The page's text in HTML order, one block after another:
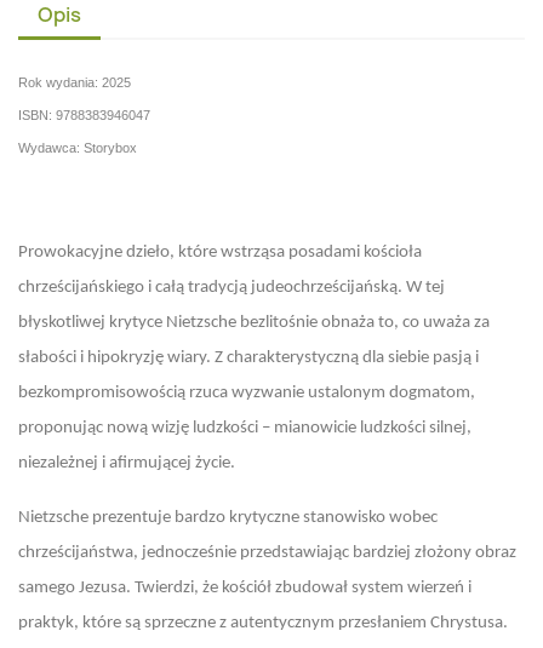
Opis
Rok wydania: 2025
ISBN: 9788383946047
Wydawca: Storybox
Prowokacyjne dzieło, które wstrząsa posadami kościoła
chrześcijańskiego i całą tradycją judeochrześcijańską. W tej
błyskotliwej krytyce Nietzsche bezlitośnie obnaża to, co uważa za
słabości i hipokryzję wiary. Z charakterystyczną dla siebie pasją i
bezkompromisowością rzuca wyzwanie ustalonym dogmatom,
proponując nową wizję ludzkości – mianowicie ludzkości silnej,
niezależnej i afirmującej życie.
Nietzsche prezentuje bardzo krytyczne stanowisko wobec
chrześcijaństwa, jednocześnie przedstawiając bardziej złożony obraz
samego Jezusa. Twierdzi, że kościół zbudował system wierzeń i
praktyk, które są sprzeczne z autentycznym przesłaniem Chrystusa.